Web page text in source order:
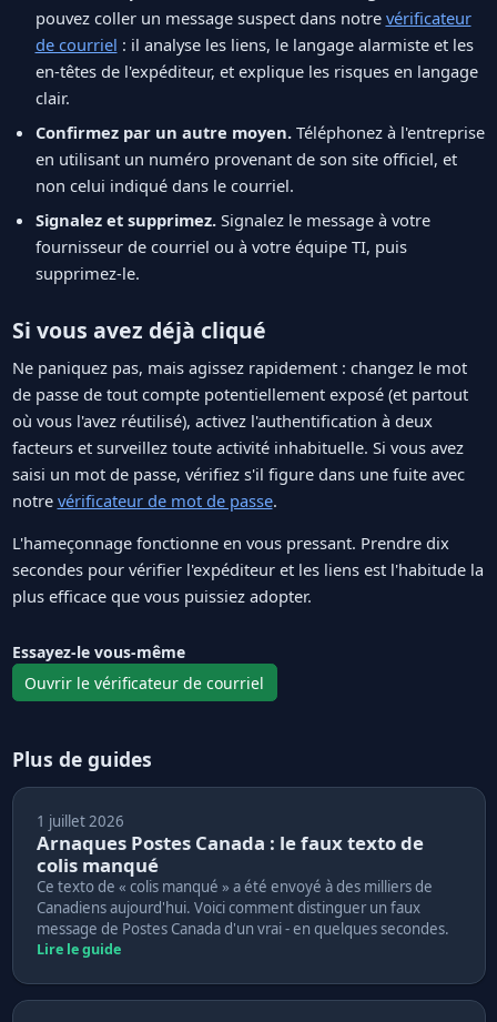
pouvez coller un message suspect dans notre vérificateur
de courriel : il analyse les liens, le langage alarmiste et les
en-têtes de l'expéditeur, et explique les risques en langage
clair.
Confirmez par un autre moyen.Téléphonez à l'entreprise
en utilisant un numéro provenant de son site officiel, et
non celui indiqué dans le courriel.
Signalez et supprimez.Signalez le message à votre
fournisseur de courriel ou à votre équipe TI, puis
supprimez-le.
Si vous avez déjà cliqué
Ne paniquez pas, mais agissez rapidement : changez le mot
de passe de tout compte potentiellement exposé (et partout
où vous l'avez réutilisé), activez l'authentification à deux
facteurs et surveillez toute activité inhabituelle. Si vous avez
saisi un mot de passe, vérifiez s'il figure dans une fuite avec
notre vérificateur de mot de passe.
L'hameçonnage fonctionne en vous pressant. Prendre dix
secondes pour vérifier l'expéditeur et les liens est l'habitude la
plus efficace que vous puissiez adopter.
Essayez-le vous-même
Ouvrir le vérificateur de courriel
Plus de guides
1 juillet 2026
Arnaques Postes Canada : le faux texto de
colis manqué
Ce texto de « colis manqué » a été envoyé à des milliers de
Canadiens aujourd'hui. Voici comment distinguer un faux
message de Postes Canada d'un vrai - en quelques secondes.
Lire le guide